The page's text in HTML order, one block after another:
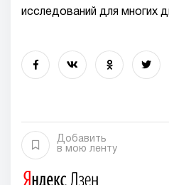
исследований для многих
Добавить
в мою ленту